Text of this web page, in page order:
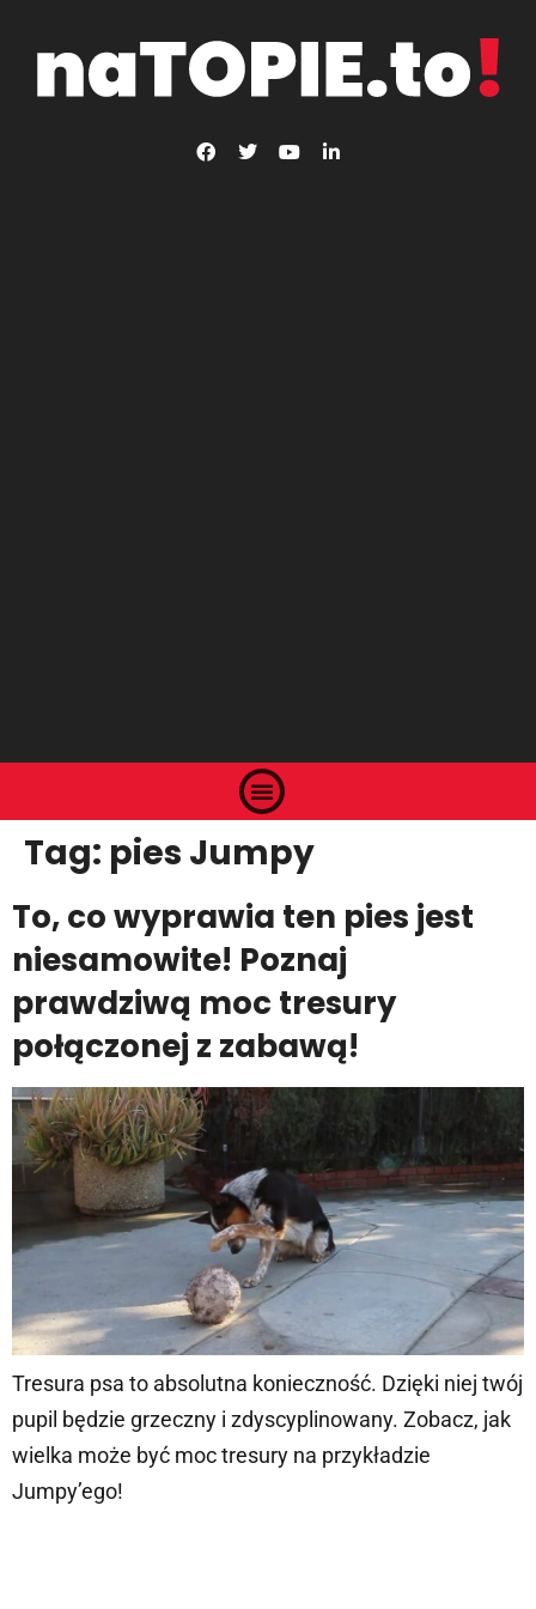
Tag: pies Jumpy
To, co wyprawia ten pies jest
niesamowite! Poznaj
prawdziwą moc tresury
połączonej z zabawą!
Tresura psa to absolutna konieczność. Dzięki niej twój
pupil będzie grzeczny i zdyscyplinowany. Zobacz, jak
wielka może być moc tresury na przykładzie
Jumpy’ego!